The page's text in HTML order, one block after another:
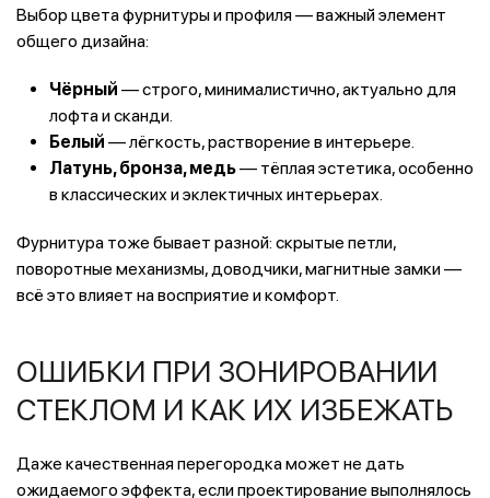
Выбор цвета фурнитуры и профиля — важный элемент
общего дизайна:
Чёрный — строго, минималистично, актуально для
лофта и сканди.
Белый — лёгкость, растворение в интерьере.
Латунь, бронза, медь— тёплая эстетика, особенно
в классических и эклектичных интерьерах.
Фурнитура тоже бывает разной: скрытые петли,
поворотные механизмы, доводчики, магнитные замки —
всё это влияет на восприятие и комфорт.
ОШИБКИ ПРИ ЗОНИРОВАНИИ
СТЕКЛОМ И КАК ИХ ИЗБЕЖАТЬ
Даже качественная перегородка может не дать
ожидаемого эффекта, если проектирование выполнялось